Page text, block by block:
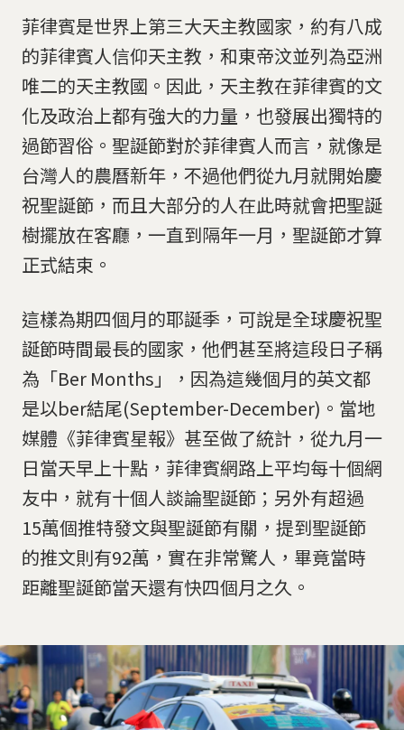
菲律賓是世界上第三大天主教國家，約有八成
的菲律賓人信仰天主教，和東帝汶並列為亞洲
唯二的天主教國。因此，天主教在菲律賓的文
化及政治上都有強大的力量，也發展出獨特的
過節習俗。聖誕節對於菲律賓人而言，就像是
台灣人的農曆新年，不過他們從九月就開始慶
祝聖誕節，而且大部分的人在此時就會把聖誕
樹擺放在客廳，一直到隔年一月，聖誕節才算
正式結束。
這樣為期四個月的耶誕季，可說是全球慶祝聖
誕節時間最長的國家，他們甚至將這段日子稱
為「Ber Months」，因為這幾個月的英文都
是以ber結尾(September-December)。當地
媒體《菲律賓星報》甚至做了統計，從九月一
日當天早上十點，菲律賓網路上平均每十個網
友中，就有十個人談論聖誕節；另外有超過
15萬個推特發文與聖誕節有關，提到聖誕節
的推文則有92萬，實在非常驚人，畢竟當時
距離聖誕節當天還有快四個月之久。